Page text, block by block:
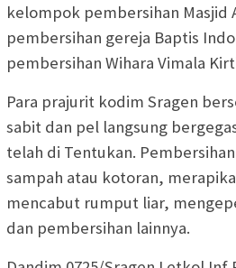
kelompok pembersihan Masjid
pembersihan gereja Baptis
pembersihan Wihara Vimala
Para prajurit kodim Sragen
sabit dan pel langsung
telah di Tentukan.
sampah atau kotoran,
mencabut rumput liar,
dan pembersihan lainnya.